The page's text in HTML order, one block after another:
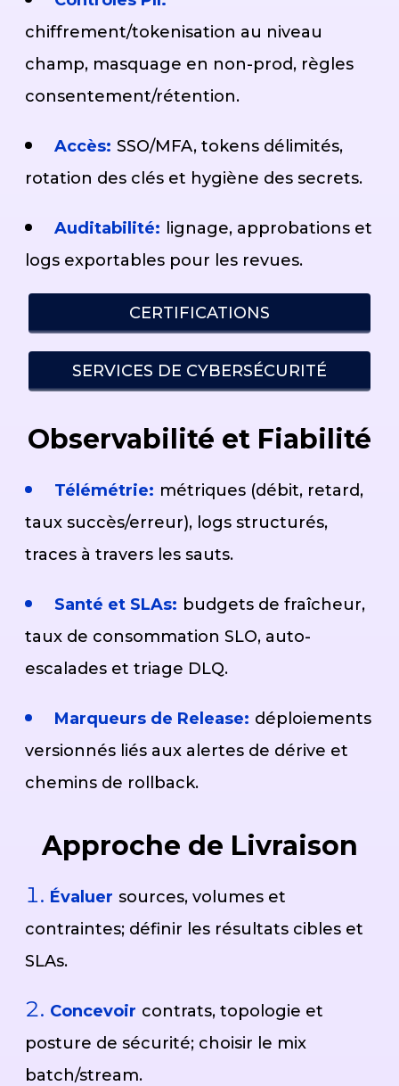
chiffrement/tokenisation au niveau
champ, masquage en non-prod, règles
consentement/rétention.
Accès: SSO/MFA, tokens délimités,
rotation des clés et hygiène des secrets.
Auditabilité: lignage, approbations et
logs exportables pour les revues.
CERTIFICATIONS
SERVICES DE CYBERSÉCURITÉ
Observabilité et Fiabilité
Télémétrie: métriques (débit, retard,
taux succès/erreur), logs structurés,
traces à travers les sauts.
Santé et SLAs: budgets de fraîcheur,
taux de consommation SLO, auto-
escalades et triage DLQ.
Marqueurs de Release: déploiements
versionnés liés aux alertes de dérive et
chemins de rollback.
Approche de Livraison
Évaluer sources, volumes et
contraintes; définir les résultats cibles et
SLAs.
Concevoir contrats, topologie et
posture de sécurité; choisir le mix
batch/stream.